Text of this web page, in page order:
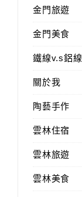
金門旅遊
金門美食
鐵線v.s鋁線
關於我
陶藝手作
雲林住宿
雲林旅遊
雲林美食